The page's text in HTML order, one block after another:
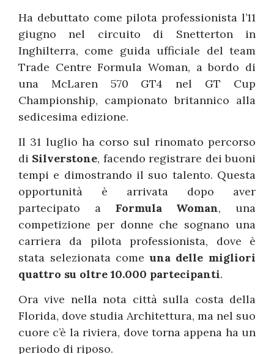
Ha debuttato come pilota professionista l’11
giugno nel circuito di Snetterton in
Inghilterra, come guida ufficiale del team
Trade Centre Formula Woman, a bordo di
una McLaren 570 GT4 nel GT Cup
Championship, campionato britannico alla
sedicesima edizione.
Il 31 luglio ha corso sul rinomato percorso
di Silverstone, facendo registrare dei buoni
tempi e dimostrando il suo talento. Questa
opportunità è arrivata dopo aver
partecipato a Formula Woman, una
competizione per donne che sognano una
carriera da pilota professionista, dove è
stata selezionata comeuna delle migliori
quattro su oltre 10.000 partecipanti.
Ora vive nella nota città sulla costa della
Florida, dove studia Architettura, ma nel suo
cuore c’è la riviera, dove torna appena ha un
periodo di riposo.